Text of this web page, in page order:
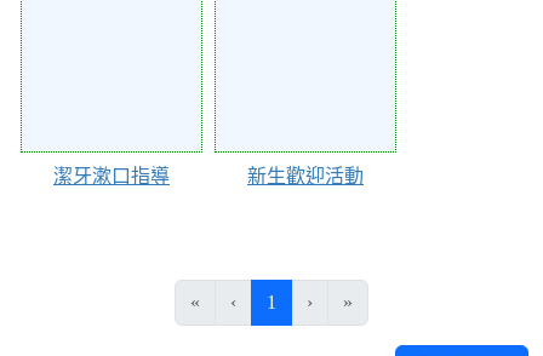
潔牙漱口指導 新生歡迎活動
« ‹ 1 (目前頁次)
› »